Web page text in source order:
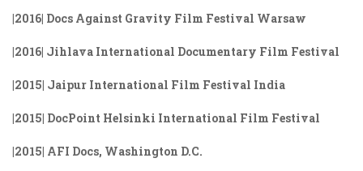
|2016| Docs Against Gravity Film Festival Warsaw
|2016| Jihlava International Documentary Film Festival
|2015| Jaipur International Film Festival India
|2015| DocPoint Helsinki International Film Festival
|2015| AFI Docs, Washington D.C.